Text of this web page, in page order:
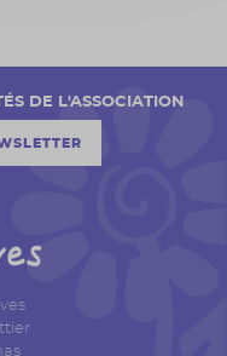
DE L'ASSOCIATION